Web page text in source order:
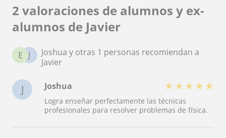
2 valoraciones de alumnos y ex-
alumnos de Javier
J
E
Joshua y otras 1 personas recomiendan a
Javier
J Joshua ★ ★ ★ ★ ★
Logra enseñar perfectamente las técnicas
profesionales para resolver problemas de física.